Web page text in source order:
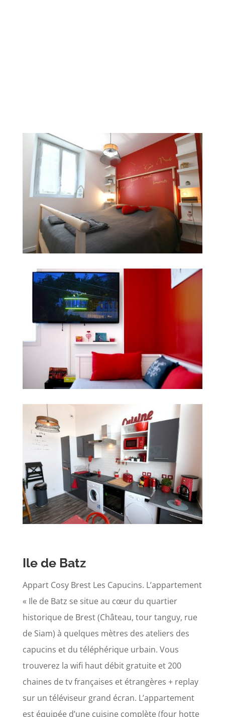
Ile de Batz
Appart Cosy Brest Les Capucins. L’appartement
« Ile de Batz se situe au cœur du quartier
historique de Brest (Château, tour tanguy, rue
de Siam) à quelques mètres des ateliers des
capucins et du téléphérique urbain. Vous
trouverez la wifi haut débit gratuite et 200
chaines de tv françaises et étrangères + replay
sur un téléviseur grand écran. L’appartement
est équipée d’une cuisine complète (four hotte